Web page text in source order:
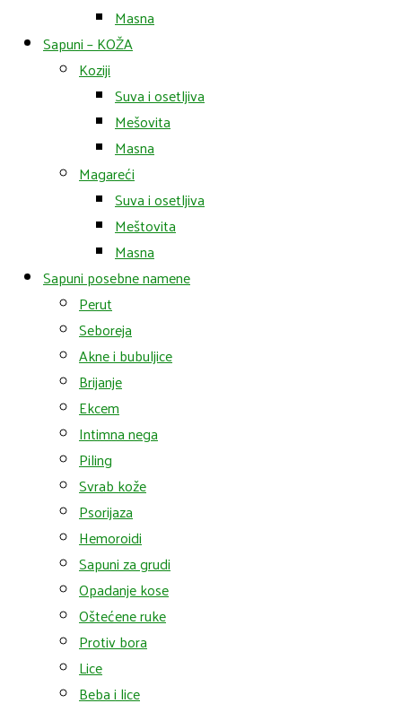
Masna
Sapuni – KOŽA
Koziji
Suva i osetljiva
Mešovita
Masna
Magareći
Suva i osetljiva
Meštovita
Masna
Sapuni posebne namene
Perut
Seboreja
Akne i bubuljice
Brijanje
Ekcem
Intimna nega
Piling
Svrab kože
Psorijaza
Hemoroidi
Sapuni za grudi
Opadanje kose
Oštećene ruke
Protiv bora
Lice
Beba i lice